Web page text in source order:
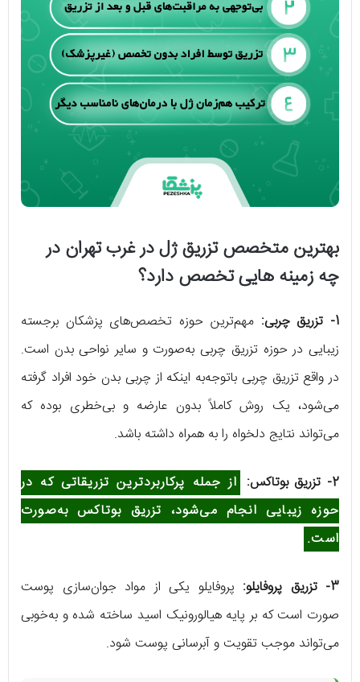
بهترین متخصص تزریق ژل در غرب تهران در
چه زمینه هایی تخصص دارد؟
1- تزریق چربی:
مهم‌ترین حوزه تخصص‌های پزشکان برجسته
زیبایی در حوزه تزریق چربی به‌صورت و سایر نواحی بدن است.
در واقع تزریق چربی باتوجه‌به اینکه از چربی بدن خود افراد گرفته
می‌شود، یک روش کاملاً بدون عارضه و بی‌خطری بوده که
می‌تواند نتایج دلخواه را به همراه داشته باشد.
2- تزریق بوتاکس:
از جمله پرکاربردترین تزریقاتی که در
حوزه زیبایی انجام می‌شود، تزریق بوتاکس به‌صورت
است.
3- تزریق پروفایلو:
پروفایلو یکی از مواد جوان‌سازی پوست
صورت است که بر پایه هیالورونیک اسید ساخته شده و به‌خوبی
می‌تواند موجب تقویت و آبرسانی پوست شود.